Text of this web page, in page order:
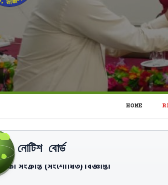
HOME
নোটিশ বোর্ড
মাধ্যমিক সার্টিফিকেট পরীক্ষা-২০২৬ এর বাঘা-
সংক্রান্ত (সংশোধিত) বিজ্ঞপ্তি।